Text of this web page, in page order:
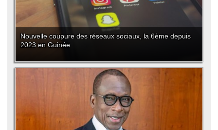
Nouvelle coupure des réseaux sociaux, la 6ème depuis
2023 en Guinée